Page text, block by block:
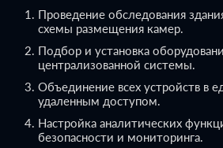
Проведение обследования
схемы размещения камер.
Подбор и установка
централизованной системы.
Объединение всех устройств в
удаленным доступом.
Настройка аналитических
безопасности и мониторинга.